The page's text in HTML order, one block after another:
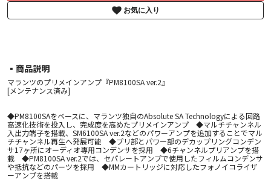
お気に入り
▪︎商品説明
マランツのプリメインアンプ『PM8100SA ver.2』
[メンテナンス済み]
◆PM8100SAをベースに、マランツ独自のAbsolute SA Technologyによる回路
高速化技術を投入し、完成度を高めたプリメインアンプ ◆マルチチャンネル
入出力端子を搭載、SM6100SA ver.2などのパワーアンプを追加することでマル
チチャンネル再生へ発展可能 ◆プリ部とパワー部のデカップリングコンデン
サ17ヶ所にオーディオ専用コンデンサを採用 ◆6チャンネルプリアンプを搭
載 ◆PM8100SA ver.2では、セパレートアンプで使用したフィルムコンデンサ
や抵抗などのパーツを採用 ◆MMカートリッジに対応したフォノイコライザ
ーアンプを搭載